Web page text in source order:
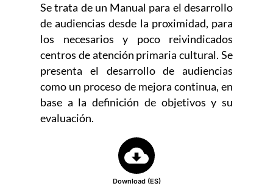
Se trata de un Manual para el desarrollo
de audiencias desde la proximidad, para
los necesarios y poco reivindicados
centros de atención primaria cultural. Se
presenta el desarrollo de audiencias
como un proceso de mejora continua, en
base a la definición de objetivos y su
evaluación.
Download (ES)
Abre en nueva ventana